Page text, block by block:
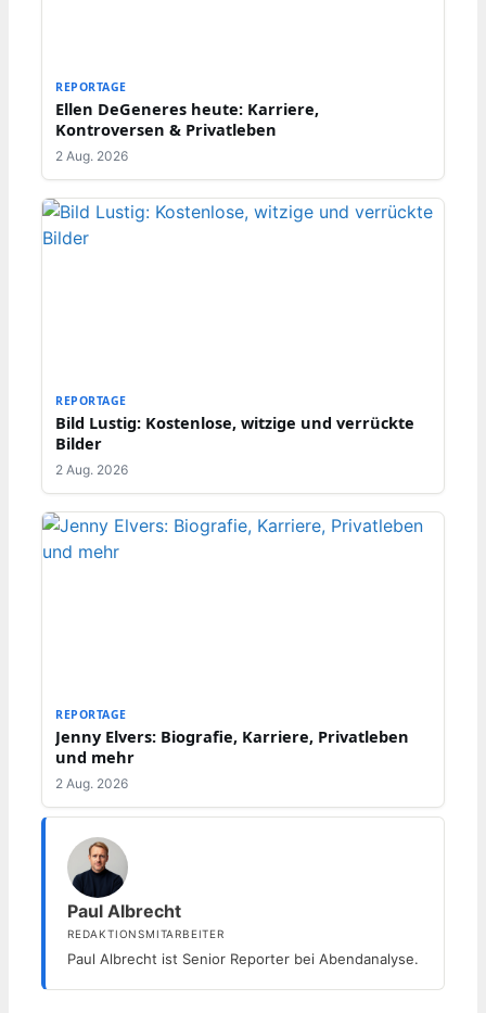
REPORTAGE
Ellen DeGeneres heute: Karriere,
Kontroversen & Privatleben
2 Aug. 2026
REPORTAGE
Bild Lustig: Kostenlose, witzige und verrückte
Bilder
2 Aug. 2026
REPORTAGE
Jenny Elvers: Biografie, Karriere, Privatleben
und mehr
2 Aug. 2026
Paul Albrecht
REDAKTIONSMITARBEITER
Paul Albrecht ist Senior Reporter bei Abendanalyse.